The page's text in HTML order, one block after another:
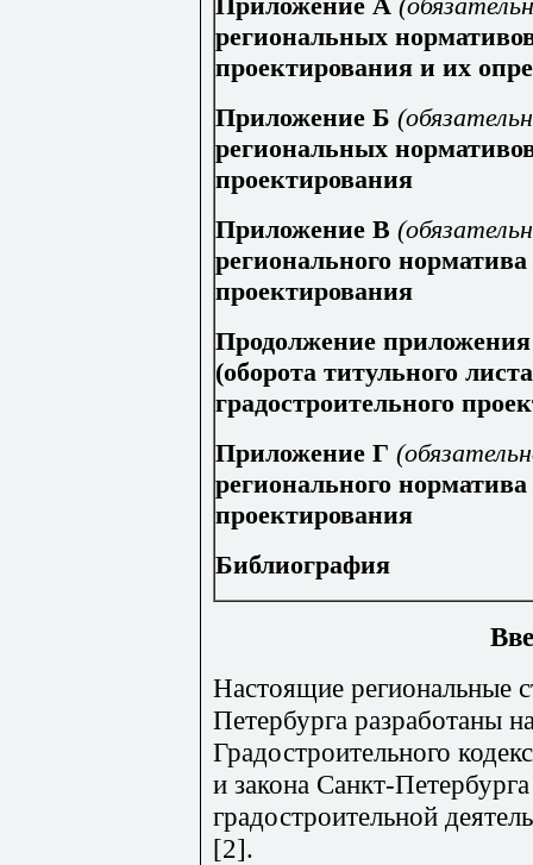
региональных
проектирования и их
Приложение Б
региональных
проектирования
Приложение В
регионального норматива
проектирования
Продолжение
(оборота титульного
градостроительного
Приложение Г
регионального норматива
проектирования
Библиография
Настоящие региональные
Петербурга разработаны
Градостроительного
и закона Санкт-
градостроительной
[2].